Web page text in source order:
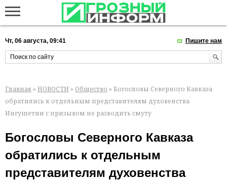
Чт, 06 августа, 09:41 Пишите нам
Главная » НОВОСТИ » Общество » Богословы Северного Кавказа
обратились к отдельным представителям духовенства
Ингушетии с призывом не разводить смуту
Богословы Северного Кавказа
обратились к отдельным
представителям духовенства